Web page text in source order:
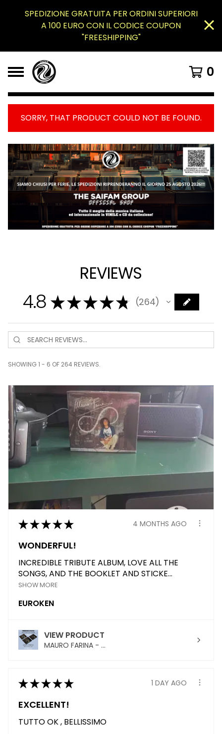
SPEDIZIONE GRATUITA PER ORDINI SUPERIORI
A 100 EURO CON IL CODICE COUPON
"FREESHIPPING"
0
SORRY, THAT PRODUCT COULD NOT BE FOUND.
REVIEWS
4.8 ★★★★★ 264
264
SHOWING 1 - 6 OF 264 REVIEWS.
★★★★★ 4 MONTHS AGO
WONDERFUL!
INCREDIBLE TRIBUTE ALBUM, LOVE ALL THE
SONGS, AND THE BOOKLET AND STICKE...
SHOW MORE
EUROKEN
VIEW PRODUCT
MAURO FARINA - ...
★★★★★ 1 DAY AGO
EXCELLENT!
TUTTO OK , BELLISSIMO